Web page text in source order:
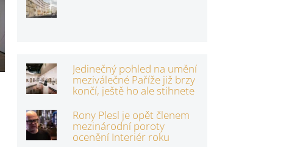
Jedinečný pohled na umění
meziválečné Paříže již brzy
končí, ještě ho ale stihnete
Rony Plesl je opět členem
mezinárodní poroty
ocenění Interiér roku